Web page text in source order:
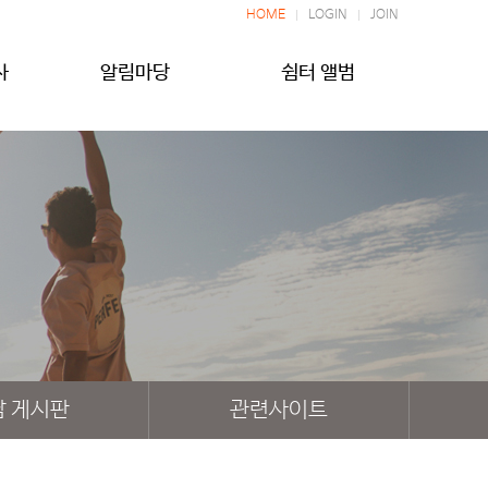
HOME LOGIN JOIN
알림마당 쉼터 앨범
게시판 관련사이트